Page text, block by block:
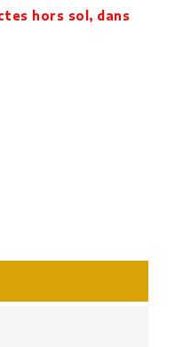
hors sol, dans